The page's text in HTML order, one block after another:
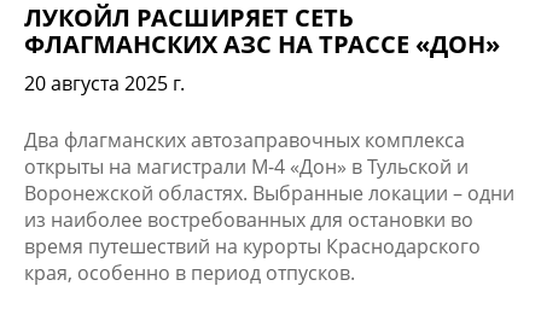
ЛУКОЙЛ РАСШИРЯЕТ СЕТЬ
ФЛАГМАНСКИХ АЗС НА ТРАССЕ «ДОН»
20 августа 2025 г.
​​Два флагманских автозаправочных комплекса
открыты на магистрали М-4 «Дон» в Тульской и
Воронежской областях. Выбранные локации – одни
из наиболее востребованных для остановки во
время путешествий на курорты Краснодарского
края, особенно в период отпусков.